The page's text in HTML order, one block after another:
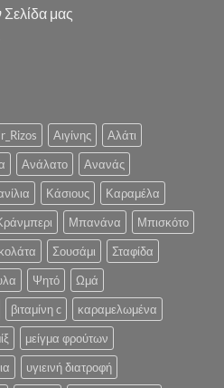
ΣΥΝΤΟΜΑ
Λαχταριστό
και
την
Ψυχολογία
σας»
της
RIZOS
NUTS
:.
μας
στο
Αιγίνης
Αλάτι
Ανάλατο
Ανανάς
Κάσιους
Καραμέλα
Μπανάνα
Μπισκότο
Σουσάμι
Σταφίδα
Ψητό
Ωμά
βιταμίνη c
καραμελωμένα
μείγμα φρούτων
υγιεινή διατροφή